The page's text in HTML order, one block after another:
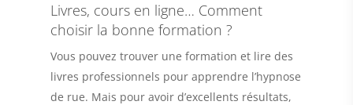
Livres, cours en ligne… Comment
choisir la bonne formation ?
Vous pouvez trouver une formation et lire des
livres professionnels pour apprendre l’hypnose
de rue. Mais pour avoir d’excellents résultats,